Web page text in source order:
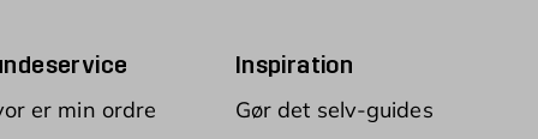
er min ordre
Inspiration
Gør det selv-guides